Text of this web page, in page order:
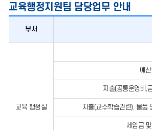
교육행정지원팀 담당업무 안내
부서
교육 행정실
예
지출(공통운영비,
지출(교수학습관련), 물품
세입금